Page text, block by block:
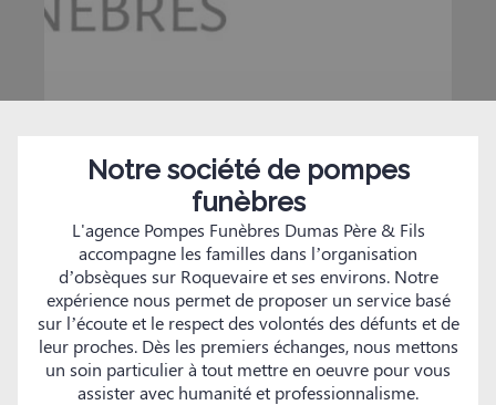
Notre société de pompes
funèbres
L'agence Pompes Funèbres Dumas Père & Fils
accompagne les familles dans l’organisation
d’obsèques sur Roquevaire et ses environs. Notre
expérience nous permet de proposer un service basé
sur l’écoute et le respect des volontés des défunts et de
leur proches. Dès les premiers échanges, nous mettons
un soin particulier à tout mettre en oeuvre pour vous
assister avec humanité et professionnalisme.